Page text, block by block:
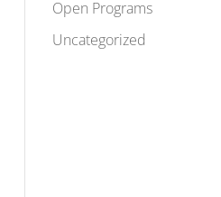
Open Programs
Uncategorized